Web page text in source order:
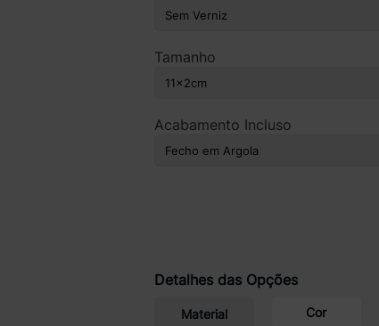
Tamanho
Acabamento Incluso
Detalhes das Opções
Material Cor